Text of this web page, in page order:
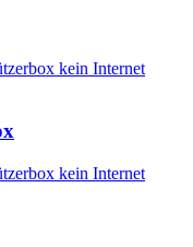
kein Internet
kein Internet